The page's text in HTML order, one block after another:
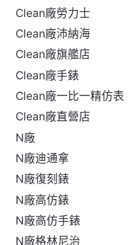
Clean廠勞力士
Clean廠沛納海
Clean廠旗艦店
Clean廠手錶
Clean廠一比一精仿表
Clean廠直營店
N廠
N廠迪通拿
N廠復刻錶
N廠高仿錶
N廠高仿手錶
N廠格林尼治